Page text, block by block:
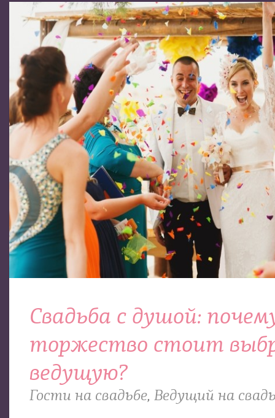
Свадьба с душой:
торжество стоит
ведущую?
Гости на свадьбе, Ведущий на